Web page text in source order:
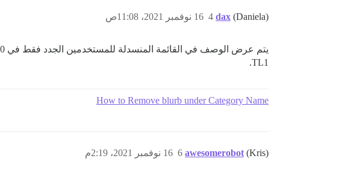
dax (Daniela) 16 نوفمبر 2021، 11:08ص 4
TL1.
How to Remove blurb under Category Name
awesomerobot (Kris) 16 نوفمبر 2021، 2:19م 6